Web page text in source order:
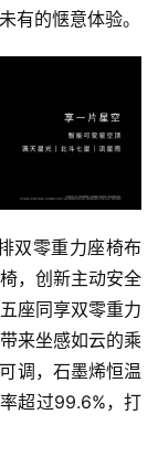
有的惬意体验。
双零重力座椅布
，创新主动安全
座同享双零重力
来坐感如云的乘
调，石墨烯恒温
超过99.6%，打